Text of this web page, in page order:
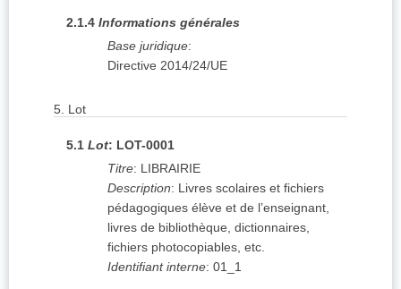
2.1.4 Informations générales
Base juridique:
Directive 2014/24/UE
5. Lot
5.1 Lot: LOT-0001
Titre: LIBRAIRIE
Description: Livres scolaires et fichiers
pédagogiques élève et de l’enseignant,
livres de bibliothèque, dictionnaires,
fichiers photocopiables, etc.
Identifiant interne: 01_1